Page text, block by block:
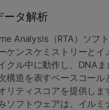
ータ解析
Analysis（RTA）ソフ
ケンスケミストリーとイ
クル中に動作し、DNAま
構造を表すベースコール
リティスコアを提供しま
ソフトウェアは、イルミ